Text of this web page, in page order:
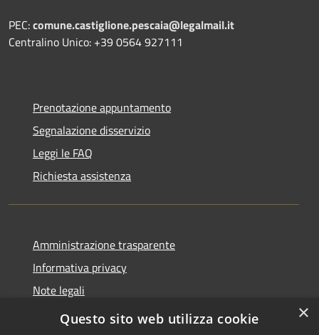
PEC:comune.castiglione.pescaia@legalmail.it
Centralino Unico: +39 0564 927111
Prenotazione appuntamento
Segnalazione disservizio
Leggi le FAQ
Richiesta assistenza
Amministrazione trasparente
Informativa privacy
Note legali
Dichiarazione di accessibilità
×
Questo sito web utilizza cookie